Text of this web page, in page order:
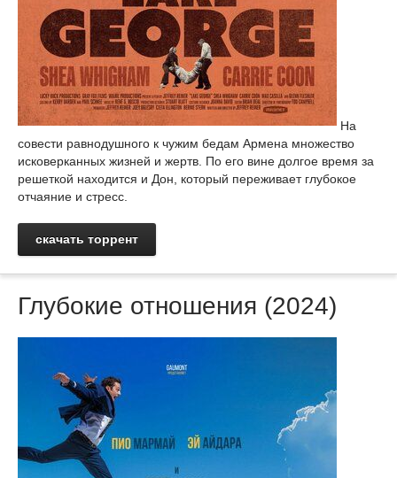
На
совести равнодушного к чужим бедам Армена множество
исковерканных жизней и жертв. По его вине долгое время за
решеткой находится и Дон, который переживает глубокое
отчаяние и стресс.
скачать торрент
Глубокие отношения (2024)